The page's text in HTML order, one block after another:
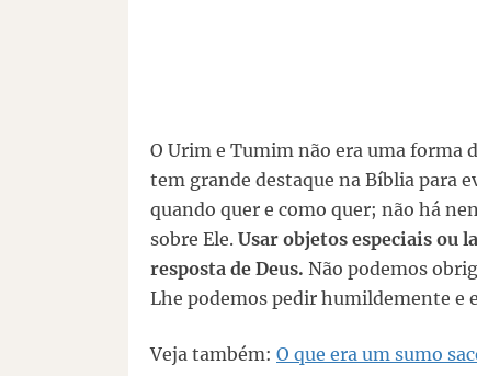
O Urim e Tumim não era uma forma
tem grande destaque na Bíblia para
quando quer e como quer; não há
sobre Ele. Usar objetos especiais ou
resposta de Deus. Não podemos
Lhe podemos pedir humildemente e
Veja também: O que era um sumo